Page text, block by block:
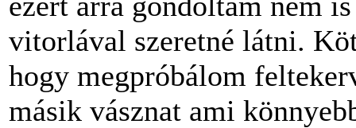
vitorlával szeretné látni.
hogy megpróbálom
másik vásznat ami